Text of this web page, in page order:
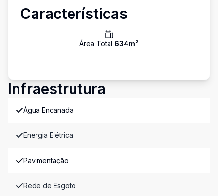
Características
Área Total 634m²
Infraestrutura
Água Encanada
Energia Elétrica
Pavimentação
Rede de Esgoto